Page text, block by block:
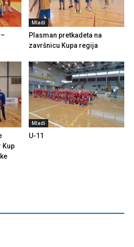
Mladi
Plasman pretkadeta na
završnicu Kupa regija
Kup
Mladi
U-11